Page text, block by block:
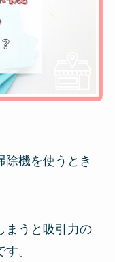
除機を使うとき
まうと吸引力の
。